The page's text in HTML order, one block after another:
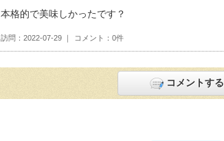
なーちゃんの韓国家庭料理どらじおすすめ度：
本格的で美味しかったです？
訪問 2022-07-29 コメント 0件
コメントする